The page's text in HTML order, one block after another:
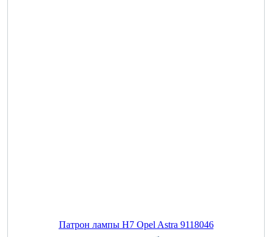
Патрон лампы H7 Opel Astra 9118046